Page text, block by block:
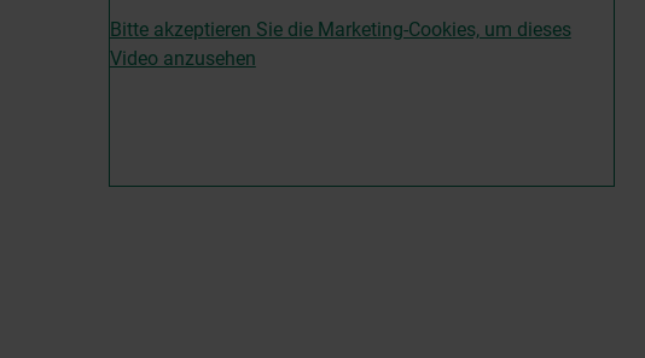
Bitte akzeptieren Sie die Marketing-Cookies, um dieses
Video anzusehen